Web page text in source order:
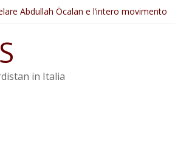
Abdullah Öcalan e l’intero movimento
ostacolerebbe l’attuazione della legge
di guerra dell’Iran
trasformata in legge positiva
in Italia